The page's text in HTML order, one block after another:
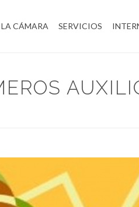
LA CÁMARA SERVICIOS